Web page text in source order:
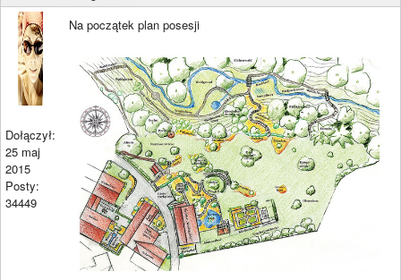
Dołączył:
25 maj
2015
Posty:
34449
Na początek plan posesji